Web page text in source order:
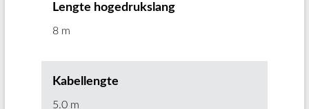
Lengte hogedrukslang
8 m
Kabellengte
5.0 m